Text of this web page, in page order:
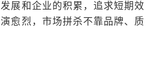
展和企业的积累，追求短期效
愈烈，市场拼杀不靠品牌、质